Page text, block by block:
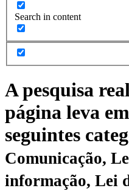
Search in content
A pesquisa
página leva
seguintes
Comunicação,
informação, Lei